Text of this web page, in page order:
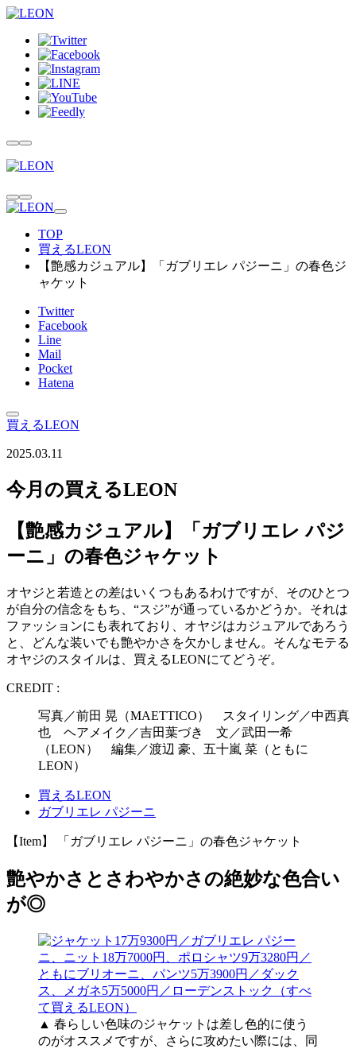
TOP
買えるLEON
【艶感カジュアル】「ガブリエレ パジーニ」の春色ジ
ャケット
Twitter
Facebook
Line
Mail
Pocket
Hatena
買えるLEON
2025.03.11
今月の買えるLEON
【艶感カジュアル】「ガブリエレ パジ
ーニ」の春色ジャケット
オヤジと若造との差はいくつもあるわけですが、そのひとつ
が自分の信念をもち、“スジ”が通っているかどうか。それは
ファッションにも表れており、オヤジはカジュアルであろう
と、どんな装いでも艶やかさを欠かしません。そんなモテる
オヤジのスタイルは、買えるLEONにてどうぞ。
CREDIT :
写真／前田 晃（MAETTICO） スタイリング／中西真
也 ヘアメイク／吉田葉づき 文／武田一希
（LEON） 編集／渡辺 豪、五十嵐 菜（ともに
LEON）
買えるLEON
ガブリエレ パジーニ
【Item】 「ガブリエレ パジーニ」の春色ジャケット
艶やかさとさわやかさの絶妙な色合い
が◎
▲ 春らしい色味のジャケットは差し色的に使う
のがオススメですが、さらに攻めたい際には、同